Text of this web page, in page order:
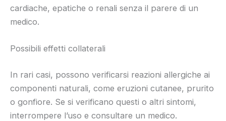
cardiache, epatiche o renali senza il parere di un
medico.
Possibili effetti collaterali
In rari casi, possono verificarsi reazioni allergiche ai
componenti naturali, come eruzioni cutanee, prurito
o gonfiore. Se si verificano questi o altri sintomi,
interrompere l’uso e consultare un medico.